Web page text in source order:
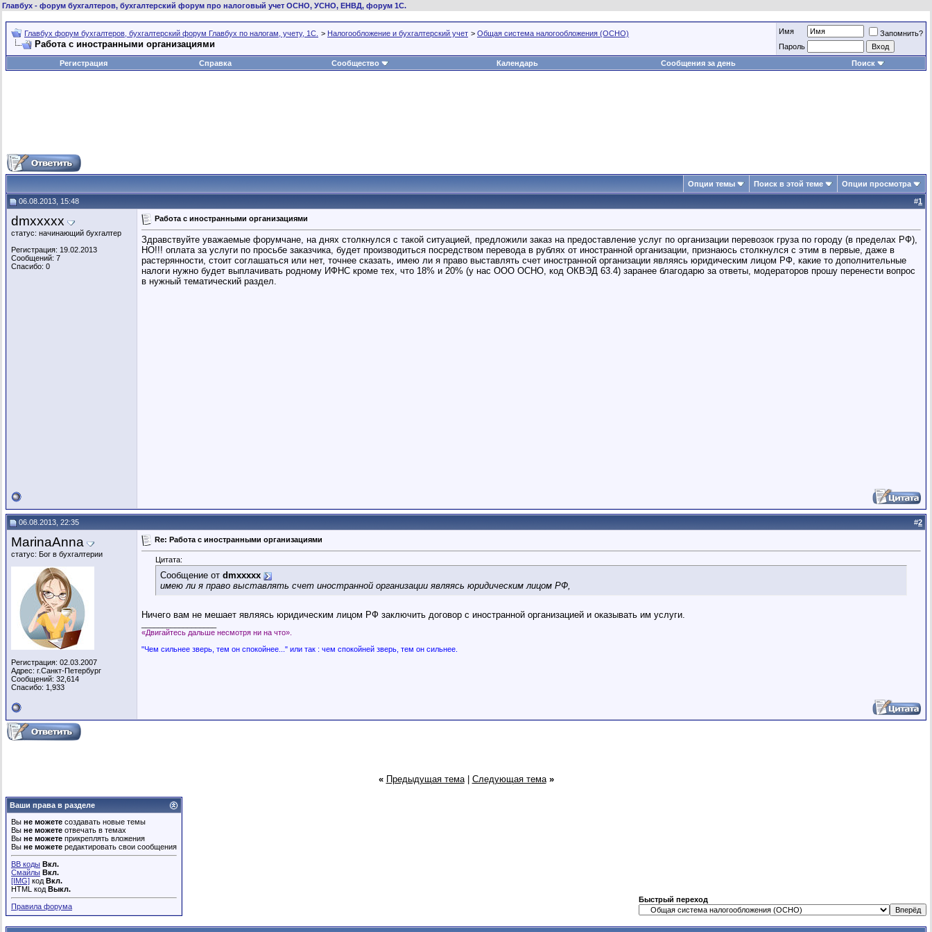
Главбух - форум бухгалтеров, бухгалтерский форум про налоговый учет ОСНО, УСНО, ЕНВД, форум 1С.
Главбух форум бухгалтеров, бухгалтерский форум Главбух по налогам, учету, 1С. > Налогообложение и бухгалтерский учет > Общая система налогообложения (ОСНО)
Работа с иностранными организациями
Имя
Запомнить?
Пароль
Регистрация
Справка Сообщество Календарь Сообщения за день Поиск
Опции темы Поиск в этой теме Опции просмотра
06.08.2013, 15:48 #1
dmxxxxx
статус: начинающий бухгалтер
Регистрация: 19.02.2013
Сообщений: 7
Спасибо: 0
Работа с иностранными организациями
Здравствуйте уважаемые форумчане, на днях столкнулся с такой ситуацией, предложили заказ на предоставление услуг по организации перевозок груза по городу (в пределах РФ),
НО!!! оплата за услуги по просьбе заказчика, будет производиться посредством перевода в рублях от иностранной организации, признаюсь столкнулся с этим в первые, даже в
растерянности, стоит соглашаться или нет, точнее сказать, имею ли я право выставлять счет иностранной организации являясь юридическим лицом РФ, какие то дополнительные
налоги нужно будет выплачивать родному ИФНС кроме тех, что 18% и 20% (у нас ООО ОСНО, код ОКВЭД 63.4) заранее благодарю за ответы, модераторов прошу перенести вопрос
в нужный тематический раздел.
06.08.2013, 22:35 #2
MarinaAnna
статус: Бог в бухгалтерии
Регистрация: 02.03.2007
Адрес: г.Санкт-Петербург
Сообщений: 32,614
Спасибо: 1,933
Re: Работа с иностранными организациями
Цитата:
Сообщение от dmxxxxx
имею ли я право выставлять счет иностранной организации являясь юридическим лицом РФ,
Ничего вам не мешает являясь юридическим лицом РФ заключить договор с иностранной организацией и оказывать им услуги.
«Двигайтесь дальше несмотря ни на что».
"Чем сильнее зверь, тем он спокойнее..." или так : чем спокойней зверь, тем он сильнее.
« Предыдущая тема| Следующая тема »
Ваши права в разделе
Вы не можете создавать новые темы
Вы не можете отвечать в темах
Вы не можете прикреплять вложения
Вы не можете редактировать свои сообщения
BB коды Вкл.
Смайлы Вкл.
[IMG] код Вкл.
HTML код Выкл.
Правила форума
Быстрый переход